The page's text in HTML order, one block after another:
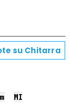
su Chitarra
m MI